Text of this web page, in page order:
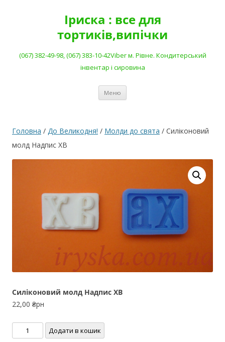
Іриска : все для
тортиків,випічки
(067) 382-49-98, (067) 383-10-42Viber м. Рівне. Кондитерський
інвентар і сировина
Меню
Головна / До Великодня! / Молди до свята / Силіконовий
молд Надпис ХВ
Силіконовий молд Надпис ХВ
22,00 ₴рн
Силіконовий
молд
Додати в кошик